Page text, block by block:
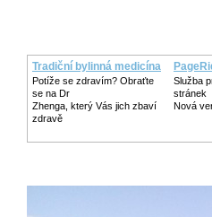
Tradiční bylinná medicína
Potíže se zdravím? Obraťte
se na Dr
Zhenga, který Vás jich zbaví
zdravě
Služba
stránek
Nová